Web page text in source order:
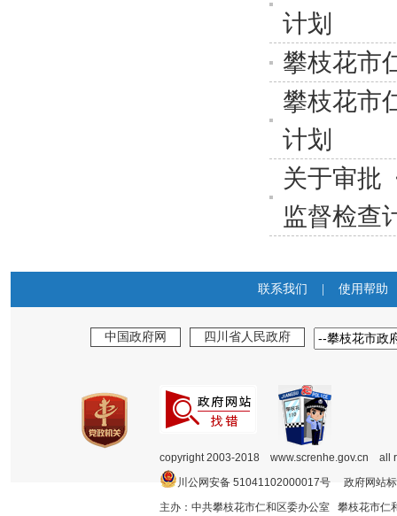
计划
攀枝花市
攀枝花市
计划
关于审批
监督检查
联系我们 使用帮助
中国政府网 四川省人民政府
copyright 2003-2018 www.screnhe.gov.cn
川公网安备 51041102000017号 政府网站
主办：中共攀枝花市仁和区委办公室 攀枝花市